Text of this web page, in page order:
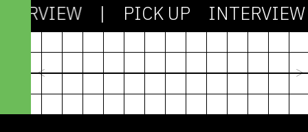
| PICK UP
社会も課題もシンプルじゃない。
剥き出しの「わからなさ」との対
2024.03.13
機能不全のシ
林篤志｜
paramita